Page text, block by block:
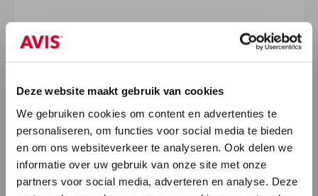
Deze website maakt gebruik van cookies
We gebruiken cookies om content en advertenties te
personaliseren, om functies voor social media te bieden
en om ons websiteverkeer te analyseren. Ook delen we
informatie over uw gebruik van onze site met onze
partners voor social media, adverteren en analyse. Deze